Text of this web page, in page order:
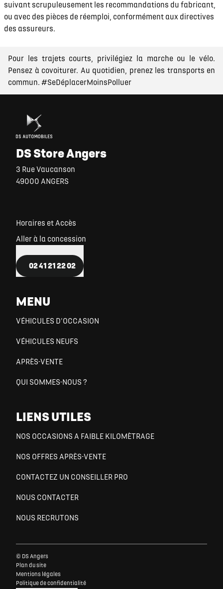
suivant scrupuleusement les recommandations du fabricant,
ou avec des pièces de réemploi, conformément aux directives
des assureurs.
Pour les trajets courts, privilégiez la marche ou le vélo.
Pensez à covoiturer. Au quotidien, prenez les transports en
commun. #SeDéplacerMoinsPolluer
DS Store Angers
3 Rue Vaucanson
49000 ANGERS
Horaires et Accès
Aller à la concession
02 41 21 22 02
MENU
VÉHICULES D'OCCASION
VÉHICULES NEUFS
APRÈS-VENTE
QUI SOMMES-NOUS ?
LIENS UTILES
NOS OCCASIONS A FAIBLE KILOMÈTRAGE
NOS OFFRES APRÈS-VENTE
CONTACTEZ UN CONSEILLER PRO
NOUS CONTACTER
NOUS RECRUTONS
© DS Angers
Plan du site
Mentions légales
Politique de confidentialité